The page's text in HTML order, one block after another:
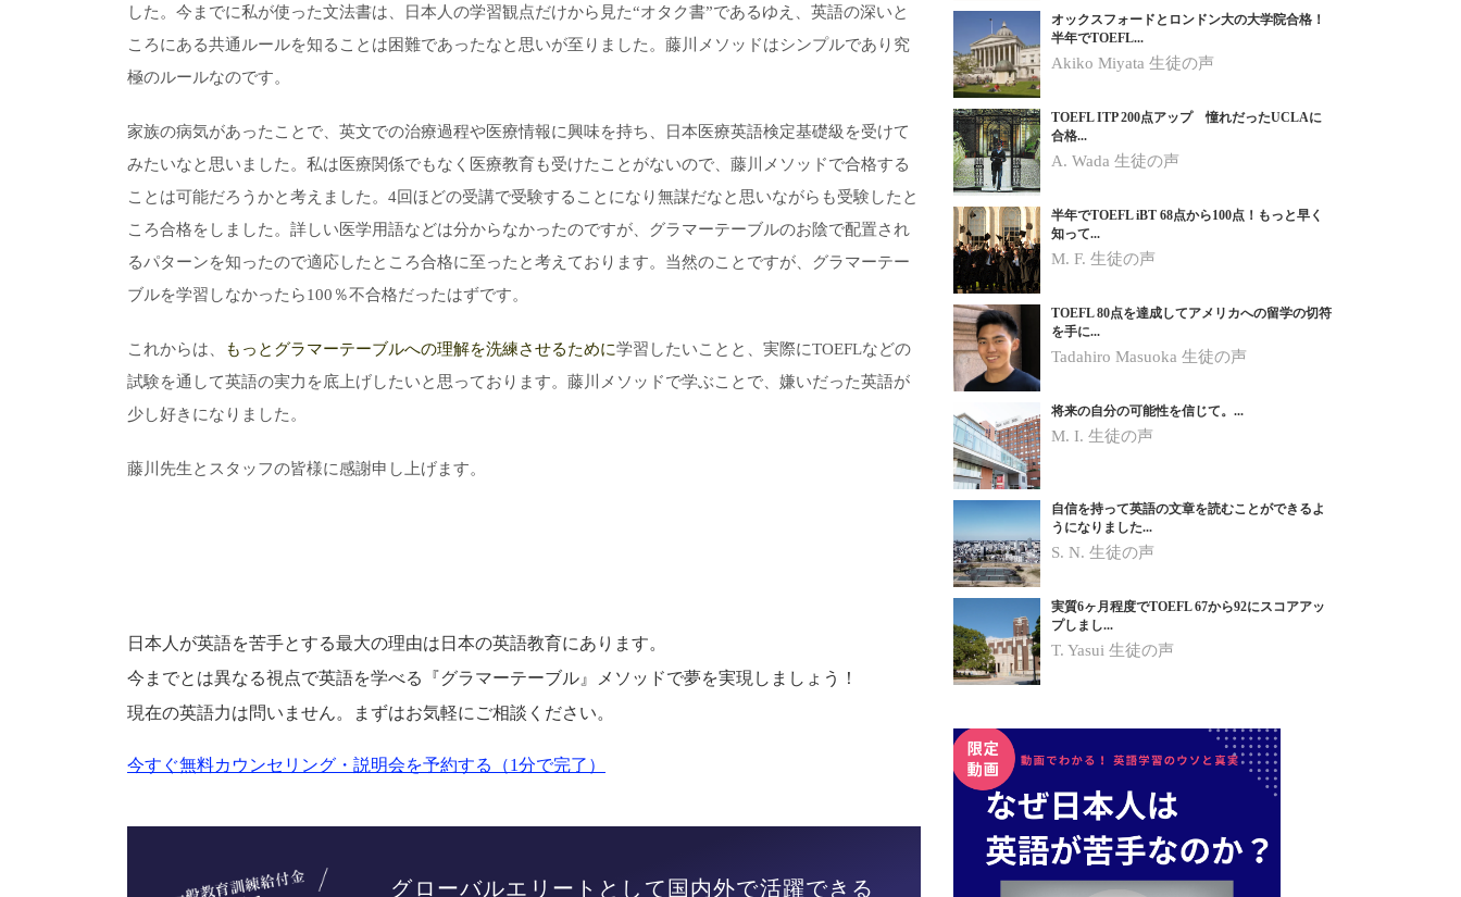
した。今までに私が使った文法書は、日本人の学習観点だけから見た“オタク書”であるゆえ、英語の深いと
ころにある共通ルールを知ることは困難であったなと思いが至りました。藤川メソッドはシンプルであり究
極のルールなのです。
家族の病気があったことで、英文での治療過程や医療情報に興味を持ち、日本医療英語検定基礎級を受けて
みたいなと思いました。私は医療関係でもなく医療教育も受けたことがないので、藤川メソッドで合格する
ことは可能だろうかと考えました。4回ほどの受講で受験することになり無謀だなと思いながらも受験したと
ころ合格をしました。詳しい医学用語などは分からなかったのですが、グラマーテーブルのお陰で配置され
るパターンを知ったので適応したところ合格に至ったと考えております。当然のことですが、グラマーテー
ブルを学習しなかったら100％不合格だったはずです。
これからは、 もっとグラマーテーブルへの理解を洗練させるために学習したいことと、実際にTOEFLなどの
試験を通して英語の実力を底上げしたいと思っております。藤川メソッドで学ぶことで、嫌いだった英語が
少し好きになりました。
藤川先生とスタッフの皆様に感謝申し上げます。
日本人が英語を苦手とする最大の理由は日本の英語教育にあります。
今までとは異なる視点で英語を学べる『グラマーテーブル』メソッドで夢を実現しましょう！
現在の英語力は問いません。まずはお気軽にご相談ください。
今すぐ無料カウンセリング・説明会を予約する（1分で完了）
グローバルエリートとして国内外で活躍できる
オックスフォードとロンドン大の大学院合格！
半年でTOEFL...
Akiko Miyata 生徒の声
TOEFL ITP 200点アップ 憧れだったUCLAに
合格...
A. Wada 生徒の声
半年でTOEFL iBT 68点から100点！もっと早く
知って...
M. F. 生徒の声
TOEFL 80点を達成してアメリカへの留学の切符
を手に...
Tadahiro Masuoka 生徒の声
将来の自分の可能性を信じて。...
M. I. 生徒の声
自信を持って英語の文章を読むことができるよ
うになりました...
S. N. 生徒の声
実質6ヶ月程度でTOEFL 67から92にスコアアッ
プしまし...
T. Yasui 生徒の声